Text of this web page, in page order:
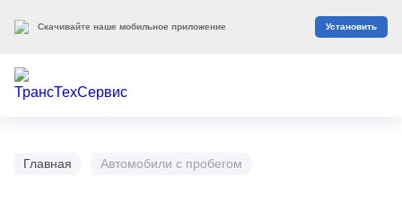
Главная Автомобили с пробегом
Скачивайте наше мобильное приложение Установить